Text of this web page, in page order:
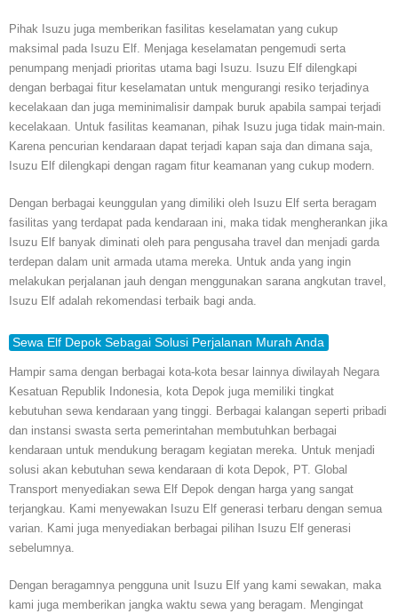
Pihak Isuzu juga memberikan fasilitas keselamatan yang cukup
maksimal pada Isuzu Elf. Menjaga keselamatan pengemudi serta
penumpang menjadi prioritas utama bagi Isuzu. Isuzu Elf dilengkapi
dengan berbagai fitur keselamatan untuk mengurangi resiko terjadinya
kecelakaan dan juga meminimalisir dampak buruk apabila sampai terjadi
kecelakaan. Untuk fasilitas keamanan, pihak Isuzu juga tidak main-main.
Karena pencurian kendaraan dapat terjadi kapan saja dan dimana saja,
Isuzu Elf dilengkapi dengan ragam fitur keamanan yang cukup modern.
Dengan berbagai keunggulan yang dimiliki oleh Isuzu Elf serta beragam
fasilitas yang terdapat pada kendaraan ini, maka tidak mengherankan jika
Isuzu Elf banyak diminati oleh para pengusaha travel dan menjadi garda
terdepan dalam unit armada utama mereka. Untuk anda yang ingin
melakukan perjalanan jauh dengan menggunakan sarana angkutan travel,
Isuzu Elf adalah rekomendasi terbaik bagi anda.
Sewa Elf Depok Sebagai Solusi Perjalanan Murah Anda
Hampir sama dengan berbagai kota-kota besar lainnya diwilayah Negara
Kesatuan Republik Indonesia, kota Depok juga memiliki tingkat
kebutuhan sewa kendaraan yang tinggi. Berbagai kalangan seperti pribadi
dan instansi swasta serta pemerintahan membutuhkan berbagai
kendaraan untuk mendukung beragam kegiatan mereka. Untuk menjadi
solusi akan kebutuhan sewa kendaraan di kota Depok, PT. Global
Transport menyediakan sewa Elf Depok dengan harga yang sangat
terjangkau. Kami menyewakan Isuzu Elf generasi terbaru dengan semua
varian. Kami juga menyediakan berbagai pilihan Isuzu Elf generasi
sebelumnya.
Dengan beragamnya pengguna unit Isuzu Elf yang kami sewakan, maka
kami juga memberikan jangka waktu sewa yang beragam. Mengingat